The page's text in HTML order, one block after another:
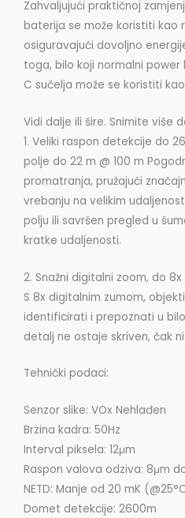
Zahvaljujući praktičnoj
baterija se može koristiti kao
osiguravajući dovoljno
toga, bilo koji normalni
C sučelja može se koristiti
Vidi dalje ili šire. Snimite više
1. Veliki raspon detekcije do
polje do 22 m @ 100 m
promatranja, pružajući
vrebanju na velikim
polju ili savršen pregled u
kratke udaljenosti.
2. Snažni digitalni zoom, do 8x
S 8x digitalnim zumom,
identificirati i prepoznati u
detalj ne ostaje skriven, čak
Tehnički podaci:
Senzor slike: VOx Nehlađen
Brzina kadra: 50Hz
Interval piksela: 12μm
Raspon valova odziva: 8μm
NETD: Manje od 20 mK
Domet detekcije: 2600m